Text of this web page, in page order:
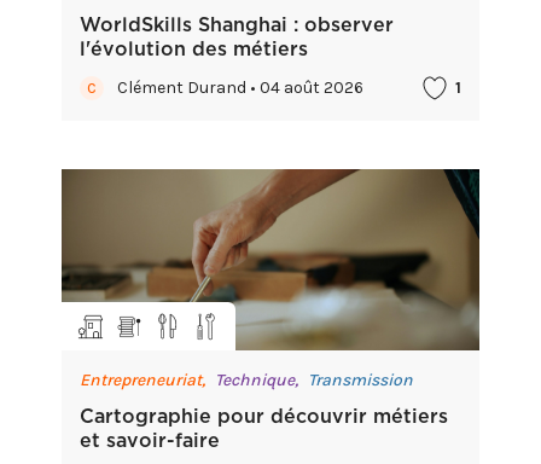
WorldSkills Shanghai : observer
l'évolution des métiers
C Clément Durand • 04 août 2026 1
Entrepreneuriat, Technique, Transmission
Cartographie pour découvrir métiers
et savoir-faire